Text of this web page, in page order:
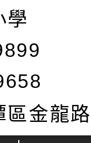
學
區金龍